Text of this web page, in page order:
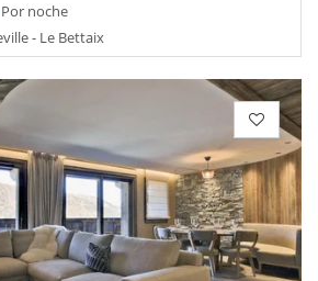
Por noche
- Le Bettaix